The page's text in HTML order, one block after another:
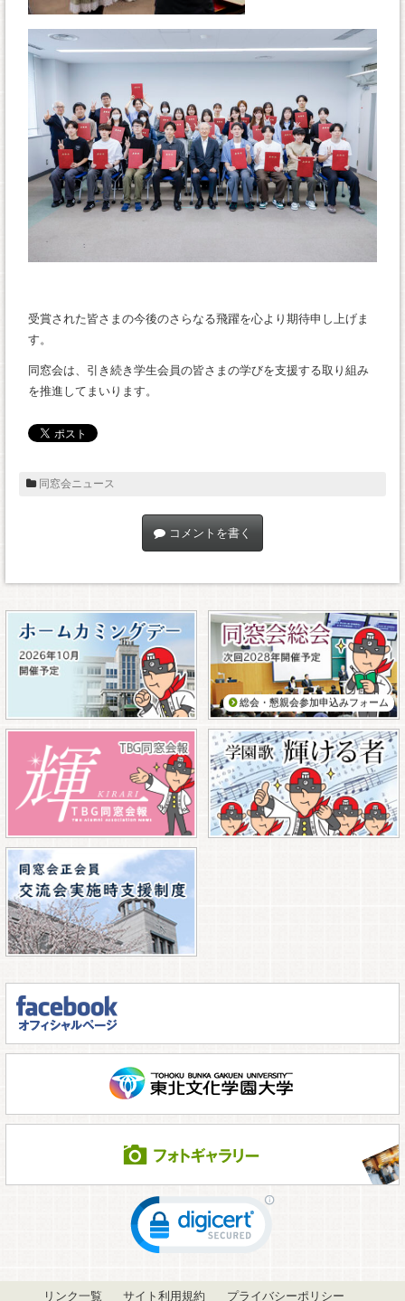
受賞された皆さまの今後のさらなる飛躍を心より期待申し上げま
す。
同窓会は、引き続き学生会員の皆さまの学びを支援する取り組み
を推進してまいります。
同窓会ニュース
コメントを書く
総会・懇親会参加申込みフォーム
リンク一覧 サイト利用規約 プライバシーポリシー